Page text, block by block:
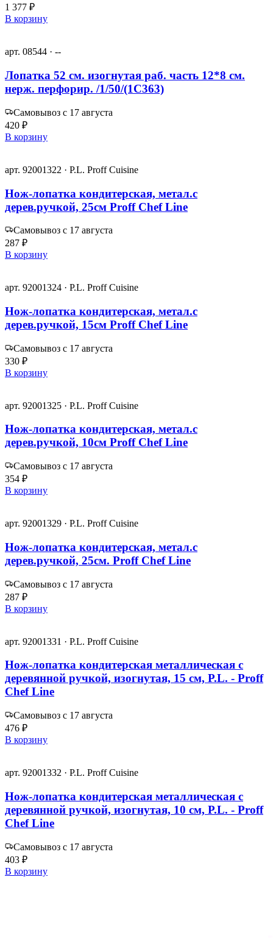
1 377 ₽
В корзину
арт. 08544 · --
Лопатка 52 см. изогнутая раб. часть 12*8 см.
нерж. перфорир. /1/50/(1С363)
Самовывоз с 17 августа
420 ₽
В корзину
арт. 92001322 · P.L. Proff Cuisine
Нож-лопатка кондитерская, метал.с
дерев.ручкой, 25см Proff Chef Line
Самовывоз с 17 августа
287 ₽
В корзину
арт. 92001324 · P.L. Proff Cuisine
Нож-лопатка кондитерская, метал.с
дерев.ручкой, 15см Proff Chef Line
Самовывоз с 17 августа
330 ₽
В корзину
арт. 92001325 · P.L. Proff Cuisine
Нож-лопатка кондитерская, метал.с
дерев.ручкой, 10см Proff Chef Line
Самовывоз с 17 августа
354 ₽
В корзину
арт. 92001329 · P.L. Proff Cuisine
Нож-лопатка кондитерская, метал.с
дерев.ручкой, 25см. Proff Chef Line
Самовывоз с 17 августа
287 ₽
В корзину
арт. 92001331 · P.L. Proff Cuisine
Нож-лопатка кондитерская металлическая с
деревянной ручкой, изогнутая, 15 см, P.L. - Proff
Chef Line
Самовывоз с 17 августа
476 ₽
В корзину
арт. 92001332 · P.L. Proff Cuisine
Нож-лопатка кондитерская металлическая с
деревянной ручкой, изогнутая, 10 см, P.L. - Proff
Chef Line
Самовывоз с 17 августа
403 ₽
В корзину